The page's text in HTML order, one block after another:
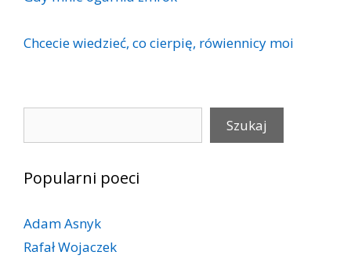
Chcecie wiedzieć, co cierpię, rówiennicy moi
Szukaj
Popularni poeci
Adam Asnyk
Rafał Wojaczek